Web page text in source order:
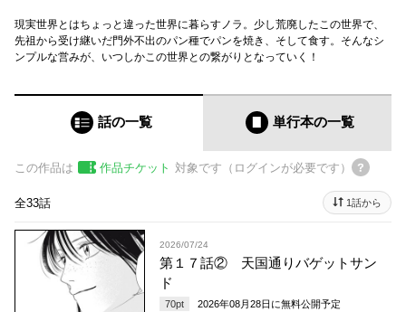
現実世界とはちょっと違った世界に暮らすノラ。少し荒廃したこの世界で、
先祖から受け継いだ門外不出のパン種でパンを焼き、そして食す。そんなシ
ンプルな営みが、いつしかこの世界との繋がりとなっていく！
話の一覧 単行本の一覧
この作品は 作品チケット 対象です（ログインが必要です）
全33話 1話から
2026/07/24
第１７話② 天国通りバゲットサン
ド
70pt 2026年08月28日 に無料公開予定